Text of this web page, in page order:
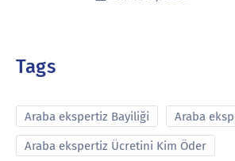
Tags
Araba ekspertiz Bayiliği Araba
Araba ekspertiz Ücretini Kim Öder